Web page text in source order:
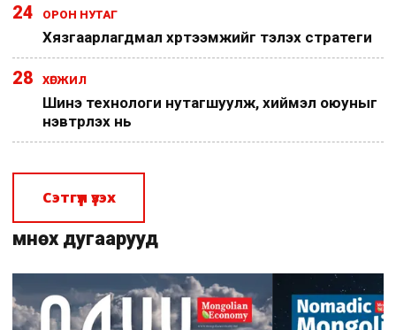
24 ОРОН НУТАГ
Хязгаарлагдмал хүртээмжийг тэлэх стратеги
28 ХӨГЖИЛ
Шинэ технологи нутагшуулж, хиймэл оюуныг
нэвтрүүлэх нь
Сэтгүүл үзэх
Өмнөх дугаарууд